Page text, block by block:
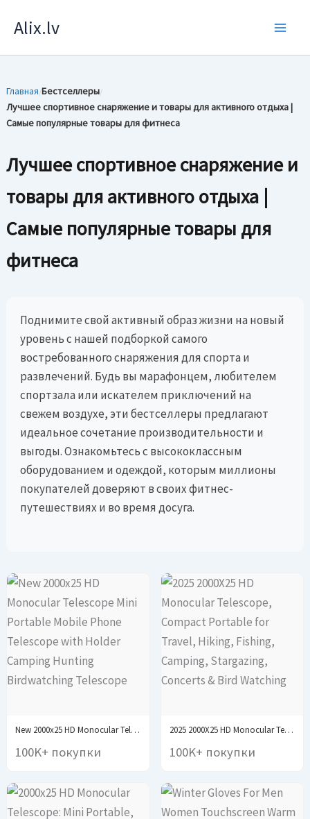
Alix.lv
Главная/Бестселлеры/
Лучшее спортивное снаряжение и товары для активного отдыха |
Самые популярные товары для фитнеса
Лучшее спортивное снаряжение и
товары для активного отдыха |
Самые популярные товары для
фитнеса
Поднимите свой активный образ жизни на новый
уровень с нашей подборкой самого
востребованного снаряжения для спорта и
развлечений. Будь вы марафонцем, любителем
спортзала или искателем приключений на
свежем воздухе, эти бестселлеры предлагают
идеальное сочетание производительности и
выгоды. Ознакомьтесь с высококлассным
оборудованием и одеждой, которым миллионы
покупателей доверяют в своих фитнес-
путешествиях и во время досуга.
New 2000x25 HD Monocular Telescope Mini Portable Mobile...
100K+ покупки
2025 2000X25 HD Monocular Telescope, Compact Portable for...
100K+ покупки